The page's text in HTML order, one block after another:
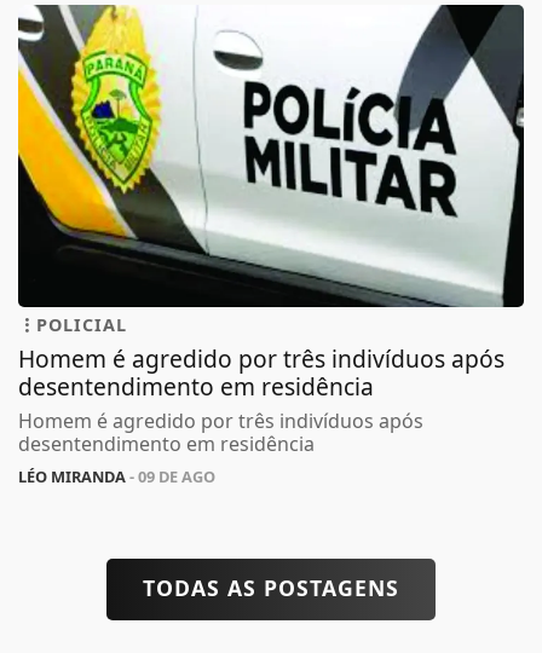
POLICIAL
Homem é agredido por três indivíduos após
desentendimento em residência
Homem é agredido por três indivíduos após
desentendimento em residência
LÉO MIRANDA- 09 DE AGO
TODAS AS POSTAGENS